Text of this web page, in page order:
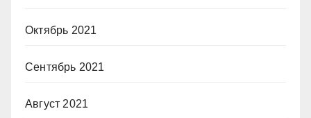
Октябрь 2021
Сентябрь 2021
Август 2021